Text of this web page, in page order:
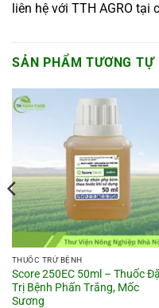
liên hệ với TTH AGRO tại
SẢN PHẨM TƯƠNG TỰ
THUỐC TRỪ BỆNH
Score 250EC 50ml – Thuốc
Trị Bệnh Phấn Trắng, Mốc
Sương